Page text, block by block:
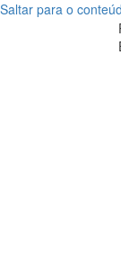
Saltar para o